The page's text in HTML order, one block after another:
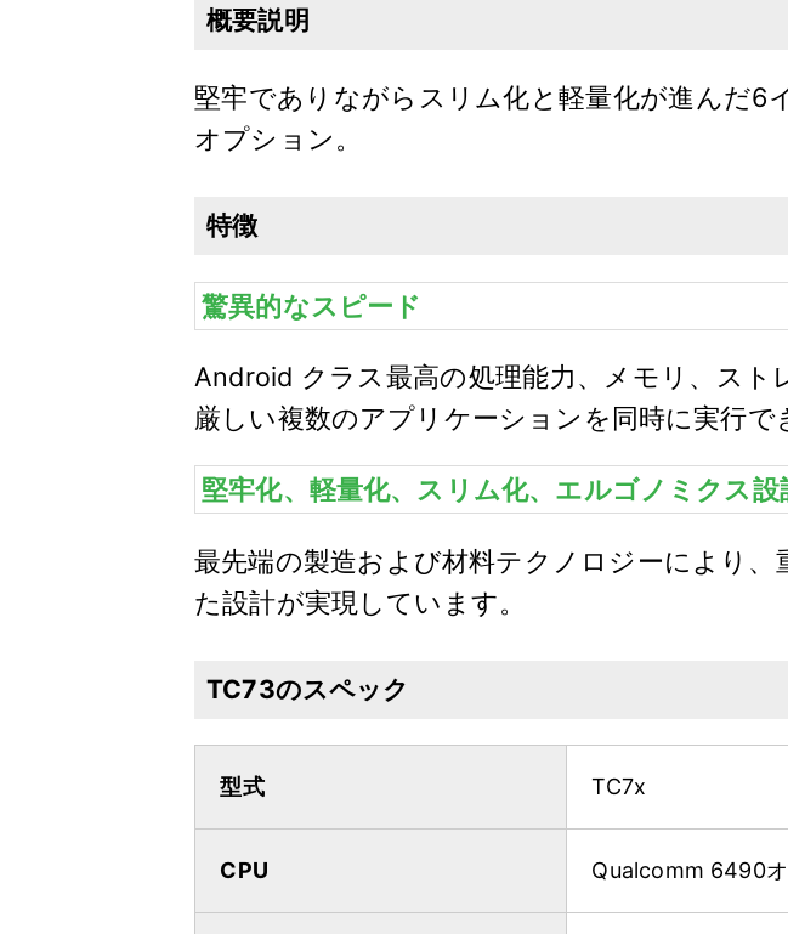
概要説明
堅牢でありながらスリム化と軽量化が進んだ6
オプション。
特徴
驚異的なスピード
Android クラス最高の処理能力、メモリ、ス
厳しい複数のアプリケーションを同時に実行で
堅牢化、軽量化、スリム化、エルゴノミクス
最先端の製造および材料テクノロジーにより
た設計が実現しています。
TC73のスペック
型式 TC7x
CPU Qualcomm 6490